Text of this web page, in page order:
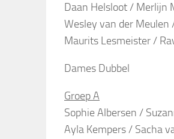
Daan Helsloot / Merlijn
Wesley van der Meulen
Maurits Lesmeister /
Dames Dubbel
Groep A
Sophie Albersen /
Ayla Kempers / Sacha